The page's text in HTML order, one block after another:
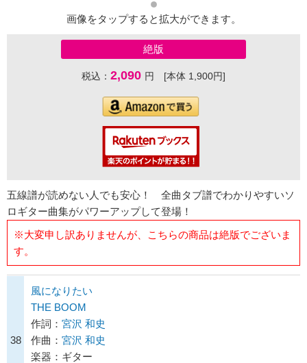
画像をタップすると拡大ができます。
絶版
税込： 2,090 円 [本体 1,900円]
五線譜が読めない人でも安心！ 全曲タブ譜でわかりやすいソ
ロギター曲集がパワーアップして登場！
※大変申し訳ありませんが、こちらの商品は絶版でございま
す。
38
風になりたい
THE BOOM
作詞： 宮沢 和史
作曲： 宮沢 和史
楽器：ギター